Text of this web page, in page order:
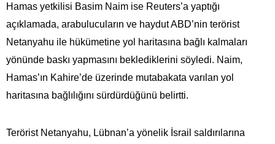
Hamas yetkilisi Basim Naim ise Reuters’a yaptığı
açıklamada, arabulucuların ve haydut ABD’nin terörist
Netanyahu ile hükümetine yol haritasına bağlı kalmaları
yönünde baskı yapmasını beklediklerini söyledi. Naim,
Hamas’ın Kahire’de üzerinde mutabakata varılan yol
haritasına bağlılığını sürdürdüğünü belirtti.
Terörist Netanyahu, Lübnan’a yönelik İsrail saldırılarına